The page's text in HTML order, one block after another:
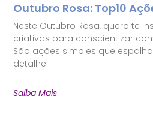
Outubro Rosa: Top10
Neste Outubro Rosa, quero te
criativas para conscientizar
São ações simples que
detalhe.
Saiba Mais